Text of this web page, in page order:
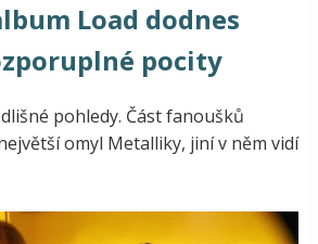
Load dodnes
pocity
pohledy. Část fanoušků
omyl Metalliky, jiní v něm vidí